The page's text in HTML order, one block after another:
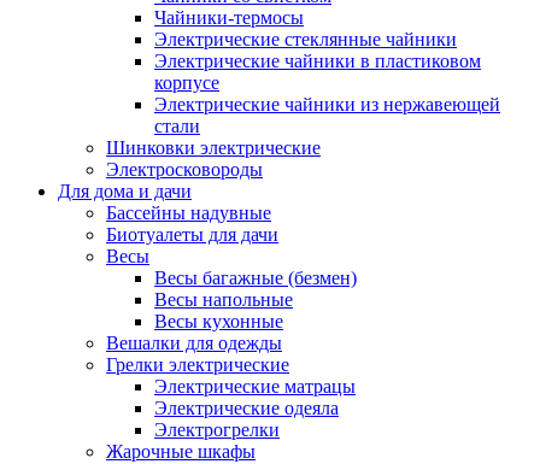
Чайники-термосы
Электрические стеклянные чайники
Электрические чайники в пластиковом
корпусе
Электрические чайники из нержавеющей
стали
Шинковки электрические
Электросковороды
Для дома и дачи
Бассейны надувные
Биотуалеты для дачи
Весы
Весы багажные (безмен)
Весы напольные
Весы кухонные
Вешалки для одежды
Грелки электрические
Электрические матрацы
Электрические одеяла
Электрогрелки
Жарочные шкафы